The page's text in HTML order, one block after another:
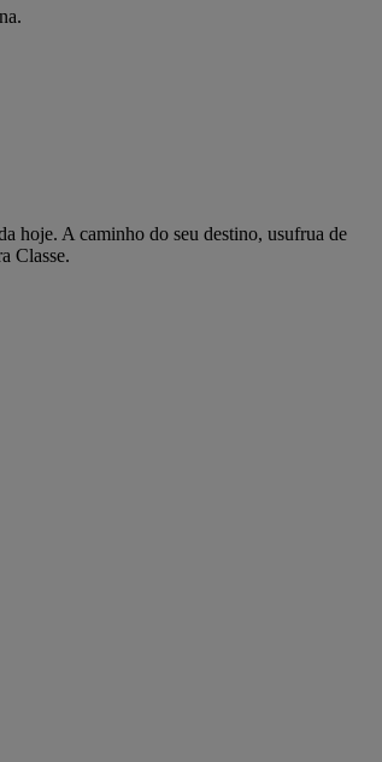
hoje. A caminho do seu destino, usufrua de
Classe.